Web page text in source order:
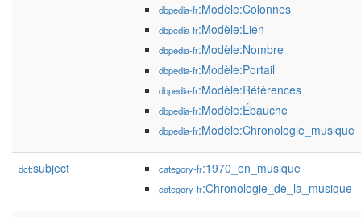
dbpedia-fr:Modèle:Colonnes
dbpedia-fr:Modèle:Lien
dbpedia-fr:Modèle:Nombre
dbpedia-fr:Modèle:Portail
dbpedia-fr:Modèle:Références
dbpedia-fr:Modèle:Ébauche
dbpedia-fr:Modèle:Chronologie_musique
dct:subject category-fr:1970_en_musique
category-fr:Chronologie_de_la_musique